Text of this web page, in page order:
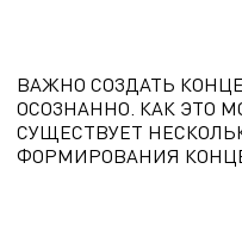
ВАЖНО СОЗДАТЬ
ОСОЗНАННО. КАК ЭТО
СУЩЕСТВУЕТ
ФОРМИРОВАНИЯ